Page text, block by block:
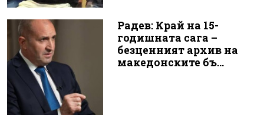
Радев: Край на 15-
годишната сага –
безценният архив на
македонските бъ...